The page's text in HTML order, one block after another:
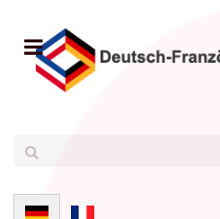
Sprache auswählen